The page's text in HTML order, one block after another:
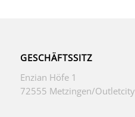
GESCHÄFTSSITZ
Enzian Höfe 1
72555 Metzingen/Outletcity